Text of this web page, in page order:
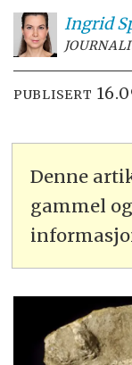
Ingrid
PUBLISERT
Denne
gammel